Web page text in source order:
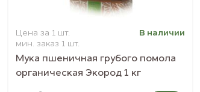
Цена за 1 шт.
мин. заказ 1 шт.
В наличии
Мука пшеничная грубого помола
органическая Экород 1 кг